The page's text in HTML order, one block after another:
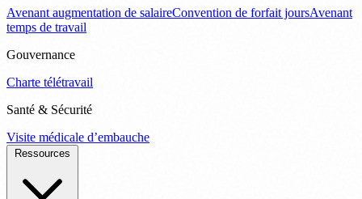
Avenant augmentation de salaireConvention de forfait joursAvenant
temps de travail
Gouvernance
Charte télétravail
Santé & Sécurité
Visite médicale d’embauche